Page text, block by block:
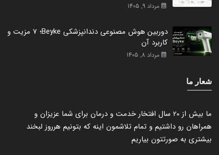
مرداد 9, 1405
دوربین هوش مصنوعی دندانپزشکی Beyke؛ 7 مزیت و
کاربرد آن
مرداد 8, 1405
شعار ما
ما بیش از 20 سال افتخار خدمت و درمان برای شما عزیزان و
همراهان رو داشتیم و تمام تلاشمون اینه که بتونیم هرروز لبخند
بیشتری به صورتتون بیاریم